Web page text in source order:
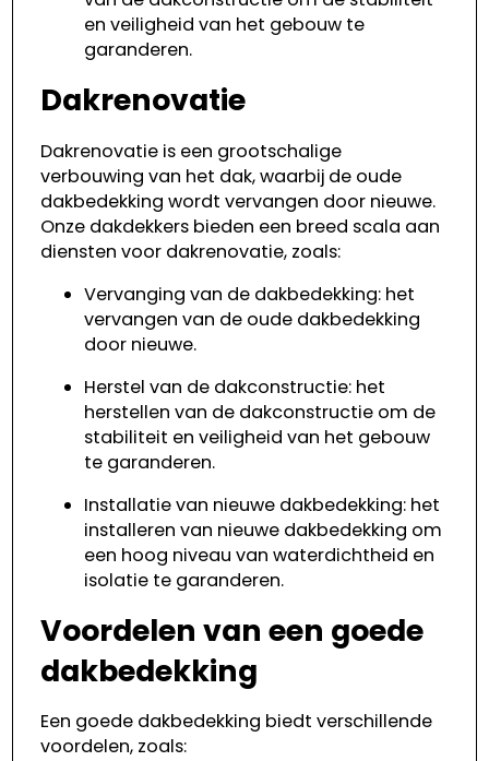
en veiligheid van het gebouw te
garanderen.
Dakrenovatie
Dakrenovatie is een grootschalige
verbouwing van het dak, waarbij de oude
dakbedekking wordt vervangen door nieuwe.
Onze dakdekkers bieden een breed scala aan
diensten voor dakrenovatie, zoals:
Vervanging van de dakbedekking: het
vervangen van de oude dakbedekking
door nieuwe.
Herstel van de dakconstructie: het
herstellen van de dakconstructie om de
stabiliteit en veiligheid van het gebouw
te garanderen.
Installatie van nieuwe dakbedekking: het
installeren van nieuwe dakbedekking om
een hoog niveau van waterdichtheid en
isolatie te garanderen.
Voordelen van een goede
dakbedekking
Een goede dakbedekking biedt verschillende
voordelen, zoals: